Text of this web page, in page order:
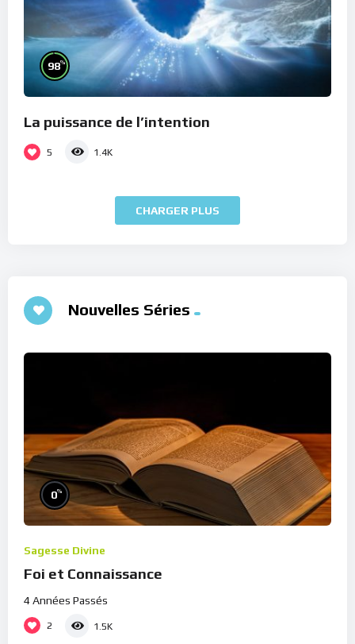
98%
La puissance de l’intention
5 1.4K
CHARGER PLUS
Nouvelles Séries
0%
Sagesse Divine
Foi et Connaissance
4 Années Passés
2 1.5K